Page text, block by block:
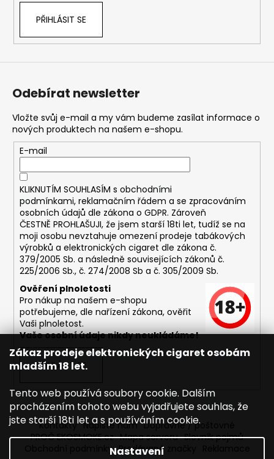
Zákaz prodeje elektronických cigaret osobám
mladším 18 let.
Tento web používá soubory cookie. Dalším
procházením tohoto webu vyjadřujete souhlas, že
jste starší 18ti let a s používáním cookie.
Nastavení
o
p
o
u
u
m
DEKANG
MENTOL
10ML
6MG
169
Kč
Původně:
195
PŘIHLÁSIT SE
Odebírat newsletter
Vložte svůj e-mail a my vám budeme zasílat informace o
nových produktech na našem e-shopu.
E-mail
KLIKNUTÍM SOUHLASÍM s obchodními
podmínkami, reklamačním řádem a se zpracováním
osobních údajů dle zákona o GDPR. Zároveň
ČESTNĚ PROHLAŠUJI, že jsem starší 18ti let, tudíž se na
moji osobu nevztahuje omezení prodeje tabákových
výrobků a elektronických cigaret dle zákona č.
379/2005 Sb. a následně souvisejících zákonů č.
225/2006 Sb., č. 274/2008 Sb a č. 305/2009 Sb.
Ověření plnoletosti
Pro nákup na našem e-shopu
potřebujeme, dle nařízení zákona, ověřit
Vaši plnoletost.
Vaše osobní údaje nikdy neukládáme!
PŘIHLÁSIT SE
Kontakty Napište nám Dopravné / poštovné
PROČ EKOSMOKE.cz Mapa serveru Slovník pojmů
Obchodní podmínky Prodávané značky